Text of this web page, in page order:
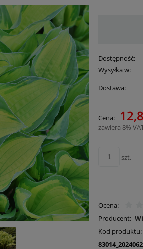
Dostępność:
Wysyłka w:
Dostawa:
Cena nie zawiera
płatności
Cena:
zawiera 8%
szt.
Ocena:
Producent:
Kod produktu: